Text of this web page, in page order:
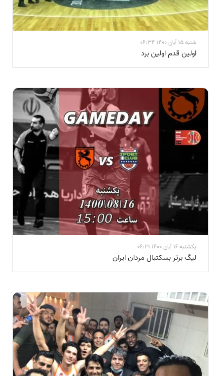
شنبه 15 آبان 1400 06:34
اولین قدم اولین برد
یکشنبه 16 آبان 1400 06:21
لیگ برتر بسکتبال مردان ایران